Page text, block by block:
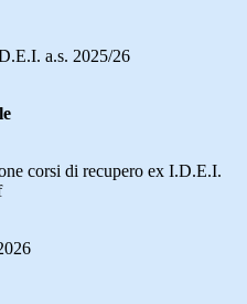
a.s. 2025/26
corsi di recupero ex I.D.E.I.